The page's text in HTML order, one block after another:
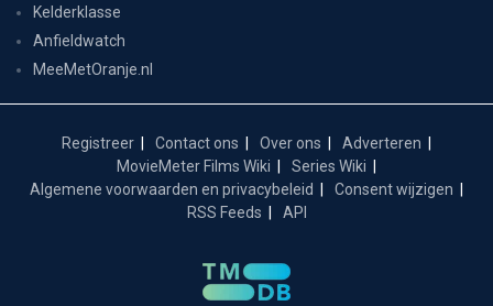
Kelderklasse
Anfieldwatch
MeeMetOranje.nl
Registreer Contact ons Over ons
Adverteren
MovieMeter Films Wiki
Series Wiki
Algemene voorwaarden en privacybeleid
Consent wijzigen
RSS Feeds
API